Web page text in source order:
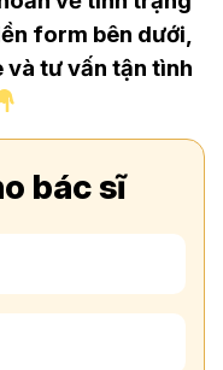
form bên dưới,
và tư vấn tận tình
bác sĩ